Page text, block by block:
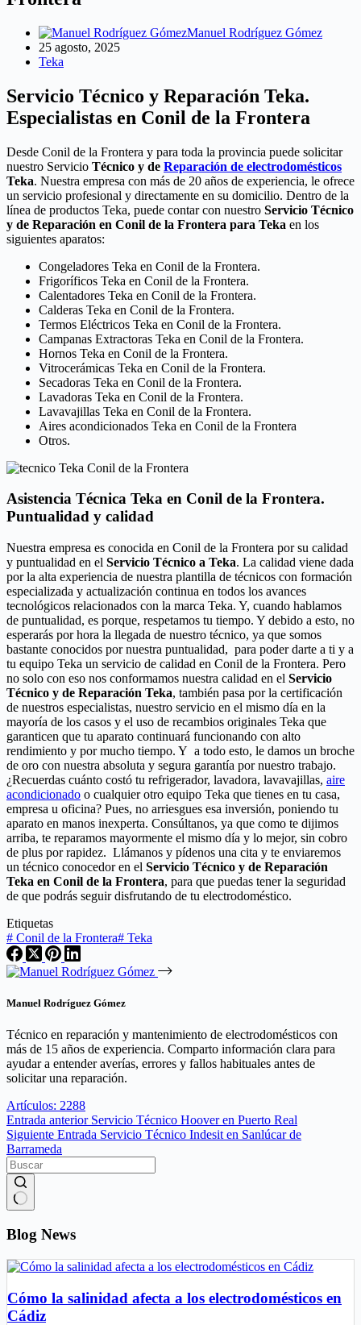
Manuel Rodríguez Gómez
25 agosto, 2025
Teka
Servicio Técnico y Reparación Teka.
Especialistas en Conil de la Frontera
Desde Conil de la Frontera y para toda la provincia puede solicitar
nuestro Servicio Técnico y de Reparación de electrodomésticos
Teka. Nuestra empresa con más de 20 años de experiencia, le ofrece
un servicio profesional y directamente en su domicilio. Dentro de la
línea de productos Teka, puede contar con nuestro Servicio Técnico
y de Reparación en Conil de la Frontera para Teka en los
siguientes aparatos:
Congeladores Teka en Conil de la Frontera.
Frigoríficos Teka en Conil de la Frontera.
Calentadores Teka en Conil de la Frontera.
Calderas Teka en Conil de la Frontera.
Termos Eléctricos Teka en Conil de la Frontera.
Campanas Extractoras Teka en Conil de la Frontera.
Hornos Teka en Conil de la Frontera.
Vitrocerámicas Teka en Conil de la Frontera.
Secadoras Teka en Conil de la Frontera.
Lavadoras Teka en Conil de la Frontera.
Lavavajillas Teka en Conil de la Frontera.
Aires acondicionados Teka en Conil de la Frontera
Otros.
Asistencia Técnica Teka en Conil de la Frontera.
Puntualidad y calidad
Nuestra empresa es conocida en Conil de la Frontera por su calidad
y puntualidad en el Servicio Técnico a Teka. La calidad viene dada
por la alta experiencia de nuestra plantilla de técnicos con formación
especializada y actualización continua en todos los avances
tecnológicos relacionados con la marca Teka. Y, cuando hablamos
de puntualidad, es porque, respetamos tu tiempo. Y debido a esto, no
esperarás por hora la llegada de nuestro técnico, ya que somos
bastante conocidos por nuestra puntualidad, para poder darte a ti y a
tu equipo Teka un servicio de calidad en Conil de la Frontera. Pero
no solo con eso nos conformamos nuestra calidad en el Servicio
Técnico y de Reparación Teka, también pasa por la certificación
de nuestros especialistas, nuestro servicio en el mismo día en la
mayoría de los casos y el uso de recambios originales Teka que
garanticen que tu aparato continuará funcionando con alto
rendimiento y por mucho tiempo. Y a todo esto, le damos un broche
de oro con nuestra absoluta y segura garantía por nuestro trabajo.
¿Recuerdas cuánto costó tu refrigerador, lavadora, lavavajillas, aire
acondicionado o cualquier otro equipo Teka que tienes en tu casa,
empresa u oficina? Pues, no arriesgues esa inversión, poniendo tu
aparato en manos inexperta. Consúltanos, ya que como te dijimos
arriba, te reparamos mayormente el mismo día y lo mejor, sin cobro
de plus por rapidez. Llámanos y pídenos una cita y te enviaremos
un técnico conocedor en el Servicio Técnico y de Reparación
Teka en Conil de la Frontera, para que puedas tener la seguridad
de que podrás seguir disfrutando de tu electrodoméstico.
Etiquetas
# Conil de la Frontera# Teka
Manuel Rodríguez Gómez
Técnico en reparación y mantenimiento de electrodomésticos con
más de 15 años de experiencia. Comparto información clara para
ayudar a entender averías, errores y fallos habituales antes de
solicitar una reparación.
Artículos: 2288
Entrada anterior Servicio Técnico Hoover en Puerto Real
Siguiente Entrada Servicio Técnico Indesit en Sanlúcar de
Barrameda
resultados
Blog News
Cómo la salinidad afecta a los electrodomésticos en
Cádiz